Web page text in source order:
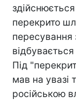
перекрито
пересування
Під
мав на увазі
російською